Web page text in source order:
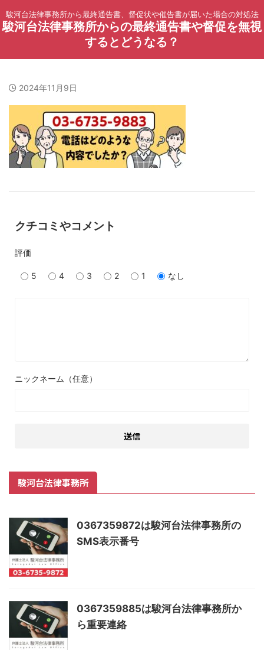
駿河台法律事務所から最終通告書、督促状や催告書が届いた場合の対処法
駿河台法律事務所からの最終通告書や督促を無視
するとどうなる？
2024年11月9日
クチコミやコメント
評価
5 4 3 2 1 なし
ニックネーム（任意）
駿河台法律事務所
0367359872は駿河台法律事務所の
SMS表示番号
0367359885は駿河台法律事務所か
ら重要連絡